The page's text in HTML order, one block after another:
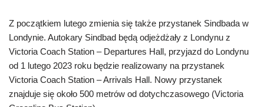
Z początkiem lutego zmienia się także przystanek Sindbada w
Londynie. Autokary Sindbad będą odjeżdżały z Londynu z
Victoria Coach Station – Departures Hall, przyjazd do Londynu
od 1 lutego 2023 roku będzie realizowany na przystanek
Victoria Coach Station – Arrivals Hall. Nowy przystanek
znajduje się około 500 metrów od dotychczasowego (Victoria